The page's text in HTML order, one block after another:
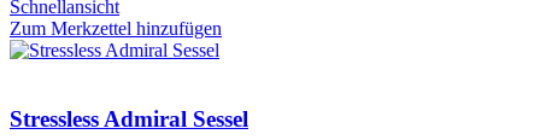
Schnellansicht
Zum Merkzettel hinzufügen
Stressless Admiral Sessel